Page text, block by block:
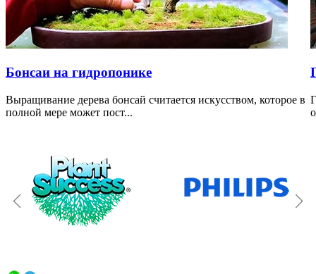
Бонсаи на гидропонике
Выращивание дерева бонсай считается искусством, которое в
полной мере может пост...